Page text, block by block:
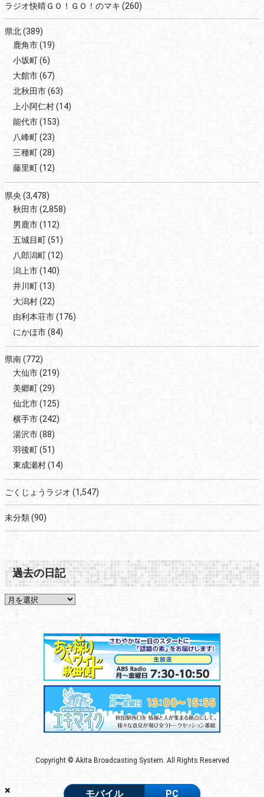
×
ラジオ快晴ＧＯ！ＧＯ！のマキ (260)
県北(389)
鹿角市(19)
小坂町(6)
大館市(67)
北秋田市(63)
上小阿仁村(14)
能代市(153)
八峰町(23)
三種町(28)
藤里町(12)
県央(3,478)
秋田市(2,858)
男鹿市(112)
五城目町(51)
八郎潟町(12)
潟上市(140)
井川町(13)
大潟村(22)
由利本荘市(176)
にかほ市(84)
県南(772)
大仙市(219)
美郷町(29)
仙北市(125)
横手市(242)
湯沢市(88)
羽後町(51)
東成瀬村(14)
ごくじょうラジオ (1,547)
未分類(90)
過去の日記
Copyright © Akita Broadcasting System. All Rights Reserved
モバイル PC